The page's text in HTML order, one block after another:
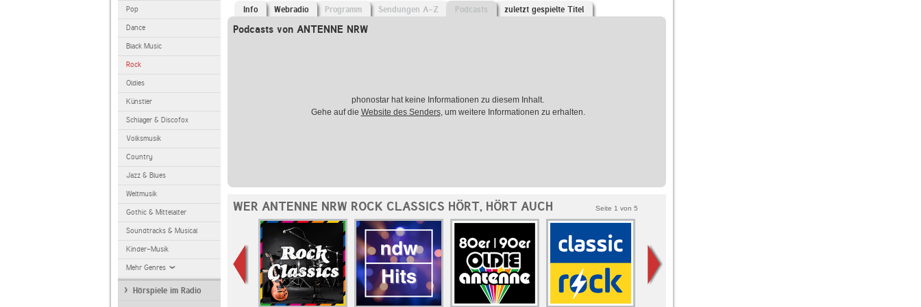
Pop
Dance
Black Music
Rock
Oldies
Künstler
Schlager & Discofox
Volksmusik
Country
Jazz & Blues
Weltmusik
Gothic & Mittelalter
Soundtracks & Musical
Kinder-Musik
Mehr Genres
Hörspiele im Radio
Info Webradio Programm Sendungen A-Z Podcasts zuletzt gespielte Titel
Podcasts von ANTENNE NRW
phonostar hat keine Informationen zu diesem Inhalt.
Gehe auf die Website des Senders, um weitere Informationen zu erhalten.
WER ANTENNE NRW ROCK CLASSICS HÖRT, HÖRT AUCH Seite 1 von 5